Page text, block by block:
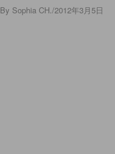
By Sophia CH./2012年3月5日